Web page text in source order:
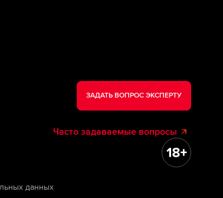
ЗАДАТЬ ВОПРОС ЭКСПЕРТУ
Часто задаваемые вопросы
данных